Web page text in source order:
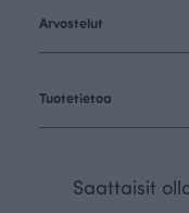
Arvostelut
Tuotetietoa
Saattaisit